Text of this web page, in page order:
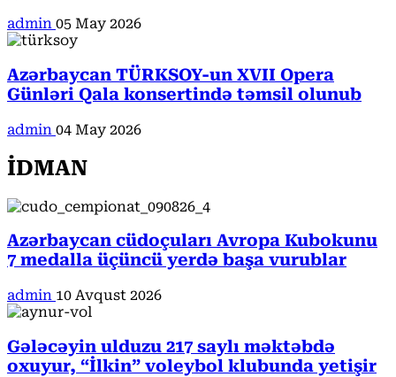
admin 05 May 2026
Azərbaycan TÜRKSOY-un XVII Opera
Günləri Qala konsertində təmsil olunub
admin 04 May 2026
İDMAN
Azərbaycan cüdoçuları Avropa Kubokunu
7 medalla üçüncü yerdə başa vurublar
admin 10 Avqust 2026
Gələcəyin ulduzu 217 saylı məktəbdə
oxuyur, “İlkin” voleybol klubunda yetişir